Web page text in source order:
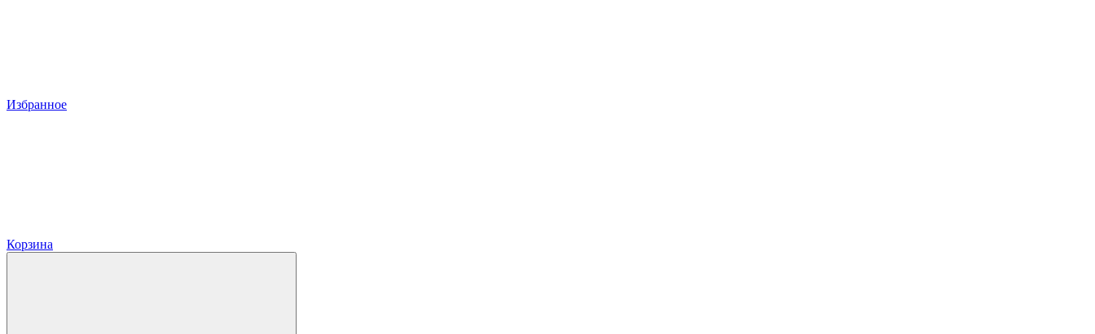
Избранное
Корзина